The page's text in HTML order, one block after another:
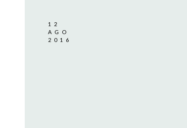
12
AGO
2016